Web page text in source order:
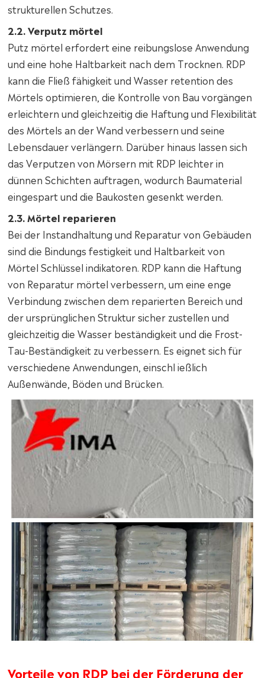
strukturellen Schutzes.
2.2. Verputz mörtel
Putz mörtel erfordert eine reibungslose Anwendung
und eine hohe Haltbarkeit nach dem Trocknen. RDP
kann die Fließ fähigkeit und Wasser retention des
Mörtels optimieren, die Kontrolle von Bau vorgängen
erleichtern und gleichzeitig die Haftung und Flexibilität
des Mörtels an der Wand verbessern und seine
Lebensdauer verlängern. Darüber hinaus lassen sich
das Verputzen von Mörsern mit RDP leichter in
dünnen Schichten auftragen, wodurch Baumaterial
eingespart und die Baukosten gesenkt werden.
2.3. Mörtel reparieren
Bei der Instandhaltung und Reparatur von Gebäuden
sind die Bindungs festigkeit und Haltbarkeit von
Mörtel Schlüssel indikatoren. RDP kann die Haftung
von Reparatur mörtel verbessern, um eine enge
Verbindung zwischen dem reparierten Bereich und
der ursprünglichen Struktur sicher zustellen und
gleichzeitig die Wasser beständigkeit und die Frost-
Tau-Beständigkeit zu verbessern. Es eignet sich für
verschiedene Anwendungen, einschl ießlich
Außenwände, Böden und Brücken.
Vorteile von RDP bei der Förderung der